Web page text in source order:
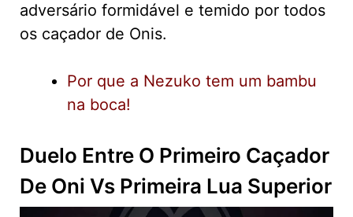
adversário formidável e temido por todos
os caçador de Onis.
Por que a Nezuko tem um bambu
na boca!
Duelo Entre O Primeiro Caçador
De Oni Vs Primeira Lua Superior